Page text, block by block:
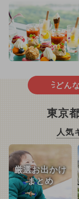
どん
東京
人気
厳選お出かけ
まとめ